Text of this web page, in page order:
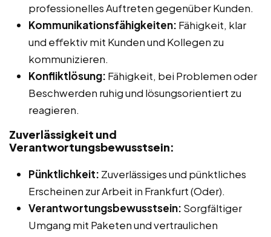
professionelles Auftreten gegenüber Kunden.
Kommunikationsfähigkeiten: Fähigkeit, klar
und effektiv mit Kunden und Kollegen zu
kommunizieren.
Konfliktlösung: Fähigkeit, bei Problemen oder
Beschwerden ruhig und lösungsorientiert zu
reagieren.
Zuverlässigkeit und
Verantwortungsbewusstsein:
Pünktlichkeit: Zuverlässiges und pünktliches
Erscheinen zur Arbeit in Frankfurt (Oder).
Verantwortungsbewusstsein: Sorgfältiger
Umgang mit Paketen und vertraulichen